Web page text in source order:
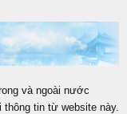
và ngoài nước
thông tin từ website này.